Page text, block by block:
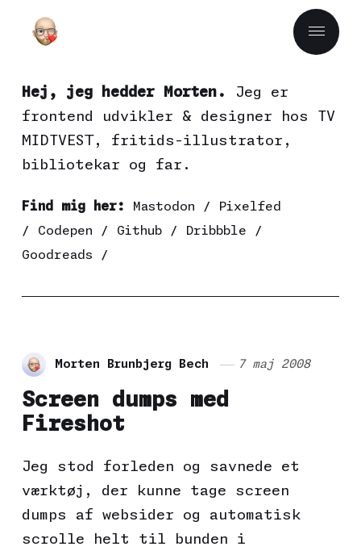
Hej, jeg hedder Morten.
Jeg er
frontend udvikler & designer hos TV
MIDTVEST, fritids-illustrator,
bibliotekar og far.
Find mig her: Mastodon /
Pixelfed
/ Codepen / Github/ Dribbble /
Goodreads /
Morten Brunbjerg Bech 7 maj 2008
Screen dumps med
Fireshot
Jeg stod forleden og savnede et
værktøj, der kunne tage screen
dumps af websider og automatisk
scrolle helt til bunden i